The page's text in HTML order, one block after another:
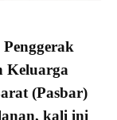
Keluarga
(Pasbar)
kali ini